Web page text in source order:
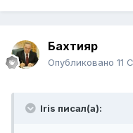
Бахтияр
Опубликовано 11
Iris писал(а):